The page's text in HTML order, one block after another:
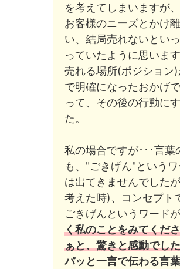
を考えてしまいますが
お客様のニーズとかけ
い、結局売れないとい
っていたように思います
売れる場所(ポジション)
で明確になったおかげ
って、その後の行動に
た。
私の場合ですが･･･言葉
も、"ごきげん"という
は出てきませんでした
考えた時)、コンセプト
ごきげんというワードが
く私のことをみてくだ
ぁと、驚きと感動でした
パッと一言で伝わる言